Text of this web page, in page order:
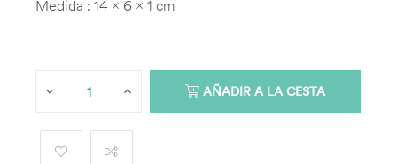
Medida : 14 x 6 x 1 cm
AÑADIR A LA CESTA